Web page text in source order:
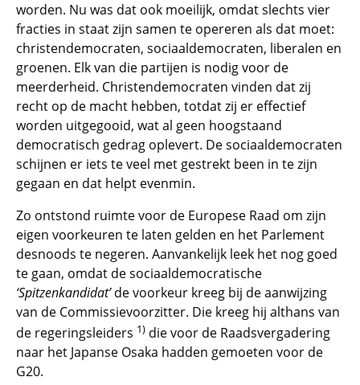
worden. Nu was dat ook moeilijk, omdat slechts vier
fracties in staat zijn samen te opereren als dat moet:
christendemocraten, sociaaldemocraten, liberalen en
groenen. Elk van die partijen is nodig voor de
meerderheid. Christendemocraten vinden dat zij
recht op de macht hebben, totdat zij er effectief
worden uitgegooid, wat al geen hoogstaand
democratisch gedrag oplevert. De sociaaldemocraten
schijnen er iets te veel met gestrekt been in te zijn
gegaan en dat helpt evenmin.
Zo ontstond ruimte voor de Europese Raad om zijn
eigen voorkeuren te laten gelden en het Parlement
desnoods te negeren. Aanvankelijk leek het nog goed
te gaan, omdat de sociaaldemocratische
‘Spitzenkandidat’de voorkeur kreeg bij de aanwijzing
van de Commissievoorzitter. Die kreeg hij althans van
de regeringsleiders 1) die voor de Raadsvergadering
naar het Japanse Osaka hadden gemoeten voor de
G20.